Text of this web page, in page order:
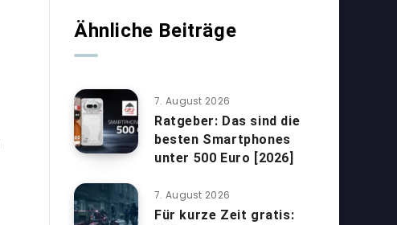
Ähnliche Beiträge
7. August 2026
Ratgeber: Das sind die
besten Smartphones
unter 500 Euro [2026]
7. August 2026
Für kurze Zeit gratis: